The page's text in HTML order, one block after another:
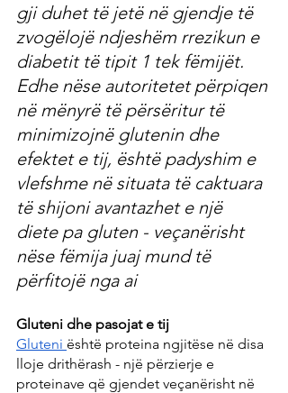
gji duhet të jetë në gjendje të
zvogëlojë ndjeshëm rrezikun e
diabetit të tipit 1 tek fëmijët.
Edhe nëse autoritetet përpiqen
në mënyrë të përsëritur të
minimizojnë glutenin dhe
efektet e tij, është padyshim e
vlefshme në situata të caktuara
të shijoni avantazhet e një
diete pa gluten - veçanërisht
nëse fëmija juaj mund të
përfitojë nga ai
Gluteni dhe pasojat e tij
Gluteni është proteina ngjitëse në disa
lloje drithërash - një përzierje e
proteinave që gjendet veçanërisht në